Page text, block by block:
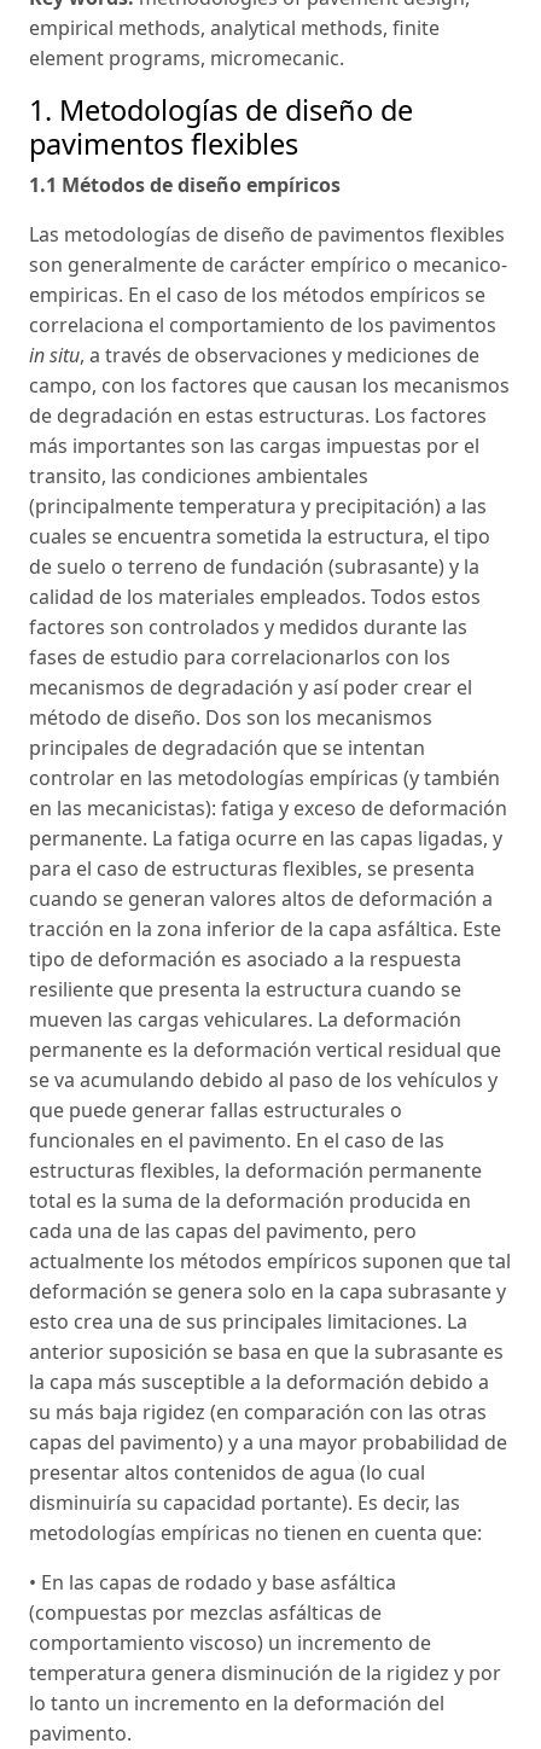
empirical methods, analytical methods, finite
element programs, micromecanic.
1. Metodologías de diseño de
pavimentos flexibles
1.1 Métodos de diseño empíricos
Las metodologías de diseño de pavimentos flexibles
son generalmente de carácter empírico o mecanico-
empiricas. En el caso de los métodos empíricos se
correlaciona el comportamiento de los pavimentos
in situ, a través de observaciones y mediciones de
campo, con los factores que causan los mecanismos
de degradación en estas estructuras. Los factores
más importantes son las cargas impuestas por el
transito, las condiciones ambientales
(principalmente temperatura y precipitación) a las
cuales se encuentra sometida la estructura, el tipo
de suelo o terreno de fundación (subrasante) y la
calidad de los materiales empleados. Todos estos
factores son controlados y medidos durante las
fases de estudio para correlacionarlos con los
mecanismos de degradación y así poder crear el
método de diseño. Dos son los mecanismos
principales de degradación que se intentan
controlar en las metodologías empíricas (y también
en las mecanicistas): fatiga y exceso de deformación
permanente. La fatiga ocurre en las capas ligadas, y
para el caso de estructuras flexibles, se presenta
cuando se generan valores altos de deformación a
tracción en la zona inferior de la capa asfáltica. Este
tipo de deformación es asociado a la respuesta
resiliente que presenta la estructura cuando se
mueven las cargas vehiculares. La deformación
permanente es la deformación vertical residual que
se va acumulando debido al paso de los vehículos y
que puede generar fallas estructurales o
funcionales en el pavimento. En el caso de las
estructuras flexibles, la deformación permanente
total es la suma de la deformación producida en
cada una de las capas del pavimento, pero
actualmente los métodos empíricos suponen que tal
deformación se genera solo en la capa subrasante y
esto crea una de sus principales limitaciones. La
anterior suposición se basa en que la subrasante es
la capa más susceptible a la deformación debido a
su más baja rigidez (en comparación con las otras
capas del pavimento) y a una mayor probabilidad de
presentar altos contenidos de agua (lo cual
disminuiría su capacidad portante). Es decir, las
metodologías empíricas no tienen en cuenta que:
• En las capas de rodado y base asfáltica
(compuestas por mezclas asfálticas de
comportamiento viscoso) un incremento de
temperatura genera disminución de la rigidez y por
lo tanto un incremento en la deformación del
pavimento.